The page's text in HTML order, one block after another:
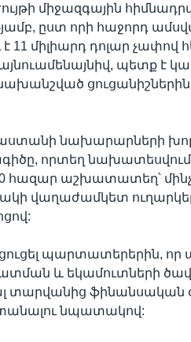
միջազգային
ըստ որի հաջորդ
11 միլիարդ դոլար չափով
այնուամենայնիվ, պետք է
ցուցանիշներին
նախարարների
որտեղ
հազար աշխատատեղ՝
վաղաժամկետ
պարտատերերին, որ
և եկամուտների
տարվանից ֆինանսական
նպատակով: